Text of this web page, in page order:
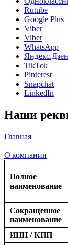
Rutube
Google Plus
Viber
Viber
WhatsApp
Яндекс.Дзен
TikTok
Pinterest
Snapchat
LinkedIn
Наши
Главная
—
О компании
Полное
наименование
Сокращенное
наименование
ИНН / КПП